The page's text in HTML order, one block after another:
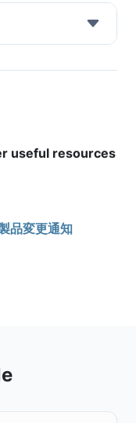
useful resources
品変更通知